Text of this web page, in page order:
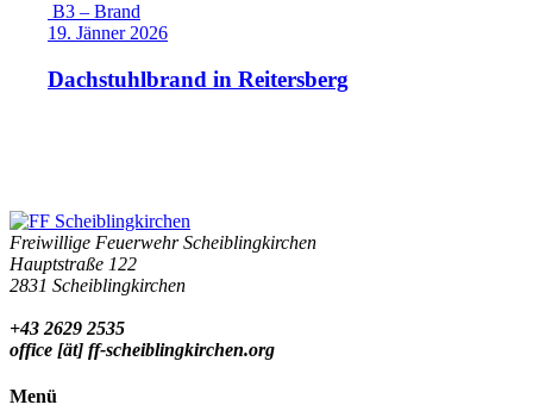
B3 – Brand
19. Jänner 2026
Dachstuhlbrand in Reitersberg
Freiwillige Feuerwehr Scheiblingkirchen
Hauptstraße 122
2831 Scheiblingkirchen
+43 2629 2535
office [ät] ff-scheiblingkirchen.org
Menü